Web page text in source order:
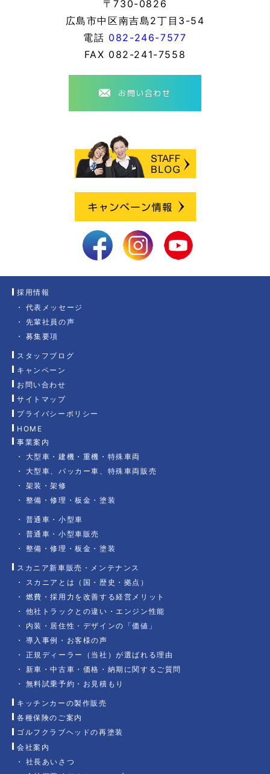
〒730-0826
広島市中区南吉島2丁目3-54
電話 082-246-7577
FAX 082-241-7558
お問い合わせ
HOME
事業案内
大型車・建機・重機・特殊車両
大型車、パッカー車、特殊車両販売
架装・架修
整備・修理・板金・塗装
普通車・小型車
普通車・小型車販売
整備・修理・板金・塗装
スカニア新車販売・メンテナンス
スカニアとは（国・歴史・拠点）
燃費・採用力を改善する経営メリット
他社トラックとの違い・エンジン性能
内装・居住性・デザインの「価値」
導入事例・お客様の声
正規ディーラー（当社）が選ばれる理由
新車・中古車・価格・納期に関するご質問
無料試乗予約・お見積もり
キッチンカーの製作販売
各種保険のご案内
ゴルフクラブヘッドの再塗装
会社案内
社長あいさつ
採用情報
代表メッセージ
先輩社員の声
募集要項
スタッフブログ
キャンペーン
お問い合わせ
サイトマップ
プライバシーポリシー